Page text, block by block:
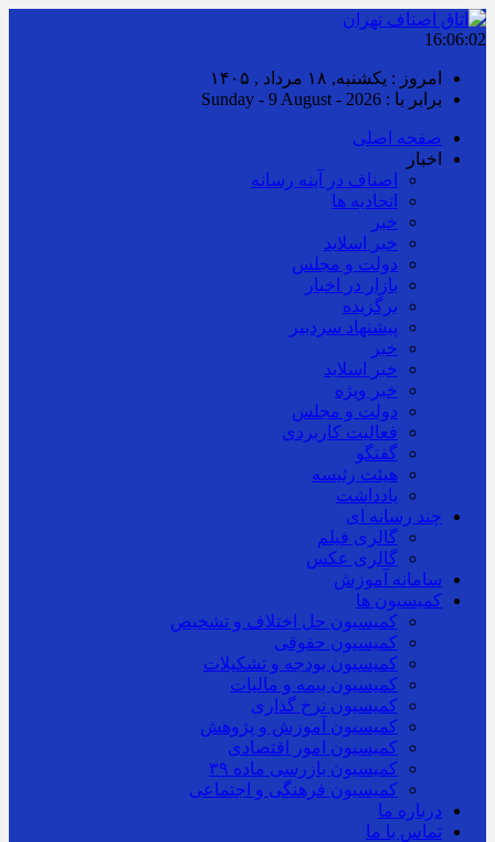
16:06:03
امروز : یکشنبه, ۱۸ مرداد , ۱۴۰۵
برابر با : Sunday - 9 August - 2026
صفحه اصلی
اخبار
اصناف در آینه رسانه
اتحادیه ها
خبر
خبر اسلايد
دولت و مجلس
بازار در اخبار
برگزیده
پیشنهاد سردبیر
خبر
خبر اسلايد
خبر ویژه
دولت و مجلس
فعالیت کاربردی
گفتگو
هیئت رئیسه
یادداشت
چند رسانه ای
گالری فیلم
گالری عکس
سامانه آموزش
کمیسیون ها
کمیسیون حل اختلاف و تشخیص
کمیسیون حقوقی
کمیسیون بودجه و تشکیلات
کمیسیون بیمه و مالیات
کمیسیون نرخ گذاری
کمیسیون آموزش و پژوهش
کمیسیون امور اقتصادی
کمیسیون بازرسی ماده ۳۹
کمیسیون فرهنگی و اجتماعی
درباره ما
تماس با ما